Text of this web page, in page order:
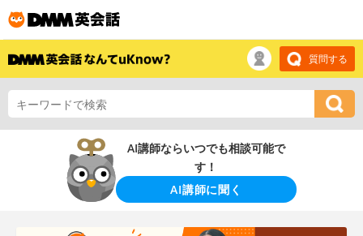
質問する
AI講師ならいつでも相談可能で
す！
AI講師に聞く